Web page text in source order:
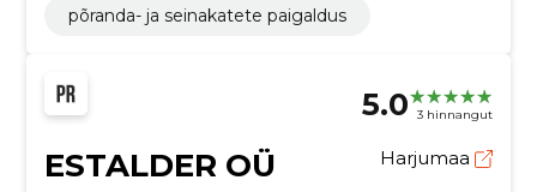
põranda- ja seinakatete paigaldus
5.0 3 hinnangut
ESTALDER OÜ Harjumaa